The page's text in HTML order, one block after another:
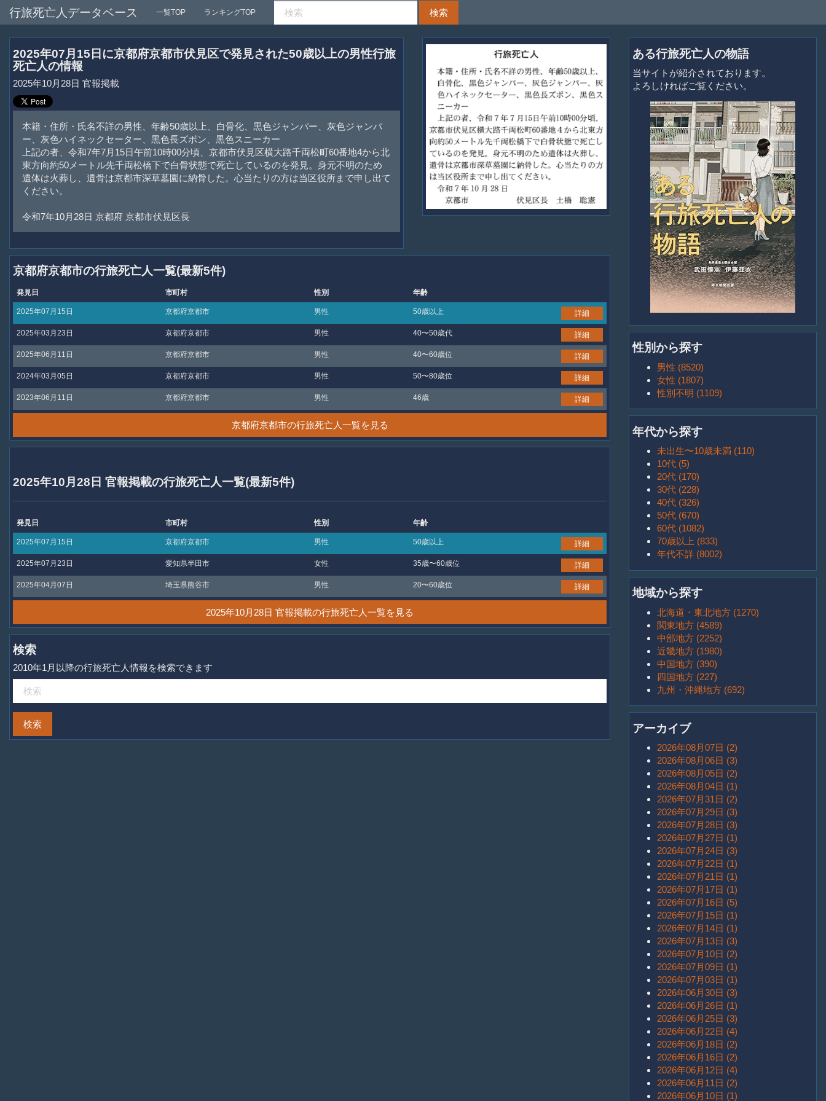
行旅死亡人データベース 一覧TOP ランキングTOP
2025年07月15日に京都府京都市伏見区で発見された50歳以上の男性行旅
死亡人の情報
2025年10月28日 官報掲載
本籍・住所・氏名不詳の男性、年齢50歳以上、白骨化、黒色ジャンパー、灰色ジャンパ
ー、灰色ハイネックセーター、黒色長ズボン、黒色スニーカー
上記の者、令和7年7月15日午前10時00分頃、京都市伏見区横大路千両松町60番地4から北
東方向約50メートル先千両松橋下で白骨状態で死亡しているのを発見。身元不明のため
遺体は火葬し、遺骨は京都市深草墓園に納骨した。心当たりの方は当区役所まで申し出て
ください。
令和7年10月28日 京都府 京都市伏見区長
京都府京都市の行旅死亡人一覧(最新5件)
発見日 市町村 性別 年齢
2025年07月15日 京都府京都市 男性 50歳以上 詳細
2025年03月23日 京都府京都市 男性 40〜50歳代 詳細
2025年06月11日 京都府京都市 男性 40〜60歳位 詳細
2024年03月05日 京都府京都市 男性 50〜80歳位 詳細
2023年06月11日 京都府京都市 男性 46歳 詳細
京都府京都市の行旅死亡人一覧を見る
2025年10月28日 官報掲載の行旅死亡人一覧(最新5件)
発見日 市町村 性別 年齢
2025年07月15日 京都府京都市 男性 50歳以上 詳細
2025年07月23日 愛知県半田市 女性 35歳〜60歳位 詳細
2025年04月07日 埼玉県熊谷市 男性 20〜60歳位 詳細
2025年10月28日 官報掲載の行旅死亡人一覧を見る
検索
2010年1月以降の行旅死亡人情報を検索できます
ある行旅死亡人の物語
当サイトが紹介されております。
よろしければご覧ください。
性別から探す
男性 (8520)
女性 (1807)
性別不明 (1109)
年代から探す
未出生〜10歳未満 (110)
10代 (5)
20代 (170)
30代 (228)
40代 (326)
50代 (670)
60代 (1082)
70歳以上 (833)
年代不詳 (8002)
地域から探す
北海道・東北地方 (1270)
関東地方 (4589)
中部地方 (2252)
近畿地方 (1980)
中国地方 (390)
四国地方 (227)
九州・沖縄地方 (692)
アーカイブ
2026年08月07日 (2)
2026年08月06日 (3)
2026年08月05日 (2)
2026年08月04日 (1)
2026年07月31日 (2)
2026年07月29日 (3)
2026年07月28日 (3)
2026年07月27日 (1)
2026年07月24日 (3)
2026年07月22日 (1)
2026年07月21日 (1)
2026年07月17日 (1)
2026年07月16日 (5)
2026年07月15日 (1)
2026年07月14日 (1)
2026年07月13日 (3)
2026年07月10日 (2)
2026年07月09日 (1)
2026年07月03日 (1)
2026年06月30日 (3)
2026年06月26日 (1)
2026年06月25日 (3)
2026年06月22日 (4)
2026年06月18日 (2)
2026年06月16日 (2)
2026年06月12日 (4)
2026年06月11日 (2)
2026年06月10日 (1)